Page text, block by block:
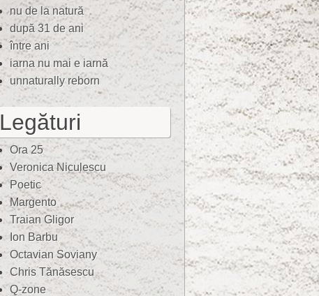
nu de la natură
după 31 de ani
între ani
iarna nu mai e iarnă
unnaturally reborn
Legături
Ora 25
Veronica Niculescu
Poetic
Margento
Traian Gligor
Ion Barbu
Octavian Soviany
Chris Tănăsescu
Q-zone